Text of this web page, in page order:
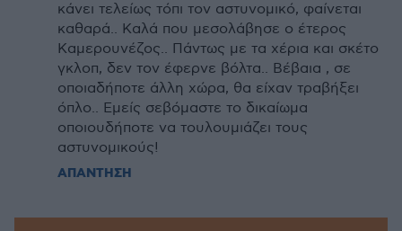
κάνει τελείως τόπι τον αστυνομικό, φαίνεται
καθαρά.. Καλά που μεσολάβησε ο έτερος
Καμερουνέζος.. Πάντως με τα χέρια και σκέτο
γκλοπ, δεν τον έφερνε βόλτα.. Βέβαια , σε
οποιαδήποτε άλλη χώρα, θα είχαν τραβήξει
όπλο.. Εμείς σεβόμαστε το δικαίωμα
οποιουδήποτε να τουλουμιάζει τους
αστυνομικούς!
ΑΠΑΝΤΗΣΗ